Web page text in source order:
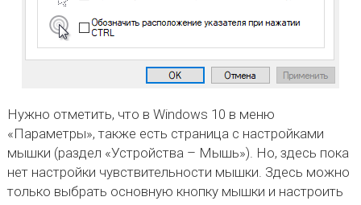
Нужно отметить, что в Windows 10 в меню
«Параметры», также есть страница с настройками
мышки (раздел «Устройства – Мышь»). Но, здесь пока
нет настройки чувствительности мышки. Здесь можно
только выбрать основную кнопку мышки и настроить